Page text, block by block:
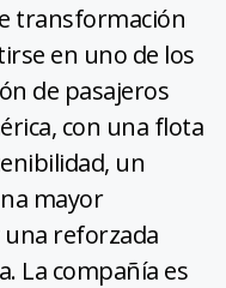
transformación
en uno de los
de pasajeros
con una flota
un
mayor
una reforzada
La compañía es